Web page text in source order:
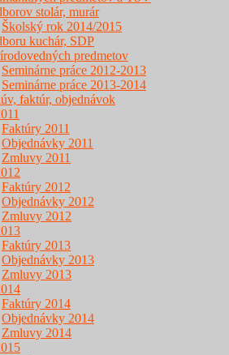
stolár, murár
Školský rok 2014/2015
kuchár, SDP
predmetov
Seminárne práce 2012-2013
Seminárne práce 2013-2014
faktúr, objednávok
Faktúry 2011
Objednávky 2011
Zmluvy 2011
Faktúry 2012
Objednávky 2012
Zmluvy 2012
Faktúry 2013
Objednávky 2013
Zmluvy 2013
Faktúry 2014
Objednávky 2014
Zmluvy 2014